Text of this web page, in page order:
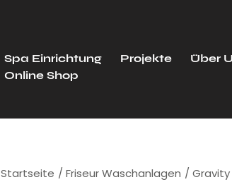
Spa Einrichtung
Online Shop
Projekte Über
Startseite Friseur Waschanlagen Gravity